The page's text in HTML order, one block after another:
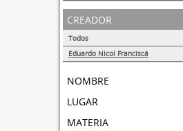
creador
Todos
Eduardo Nicol Franciscá
nombre
lugar
materia